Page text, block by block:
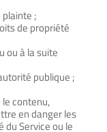
;
de propriété
ou à la suite
publique ;
le contenu,
en danger les
du Service ou le